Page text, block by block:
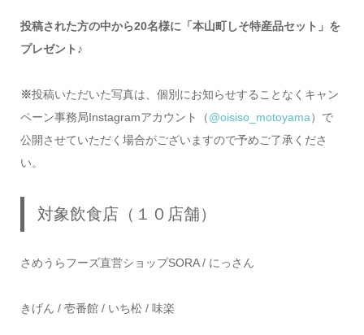
投稿された方の中から20名様に 「本山町しそ特産品セット」を
プレゼント♪
※投稿いただいた写真は、個別にお知らせすることなくキャン
ペーン事務局Instagramアカウント（@oisiso_motoyama）で
公開させていただく場合がございますので予めご了承くださ
い。
対象飲食店（１０店舗）
さめうらフーズ直営ショップSORA / にっさん
きげん / 壱番館 / いち松 / 味楽